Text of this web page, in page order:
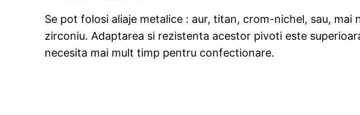
Se pot folosi aliaje metalice : aur, titan, crom-nichel, sau, mai
zirconiu. Adaptarea si rezistenta acestor pivoti este
necesita mai mult timp pentru confectionare.